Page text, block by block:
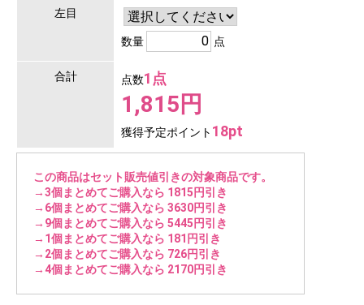
左目
数量 点
合計 点数1点
1,815円
獲得予定ポイント 18pt
この商品はセット販売値引きの対象商品です。
→3個まとめてご購入なら 1815円引き
→6個まとめてご購入なら 3630円引き
→9個まとめてご購入なら 5445円引き
→1個まとめてご購入なら 181円引き
→2個まとめてご購入なら 726円引き
→4個まとめてご購入なら 2170円引き